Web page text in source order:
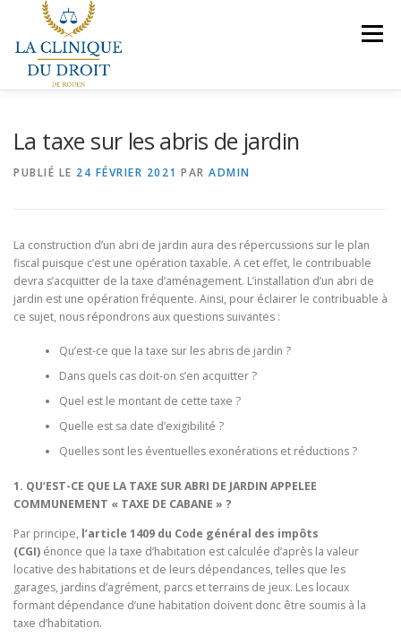
contenu
Menu
NOUS REJOINDRE
La taxe sur les abris de jardin
PUBLIÉ LE 24 FÉVRIER 2021 PAR ADMIN
La construction d’un abri de jardin aura des répercussions sur le plan
fiscal puisque c’est une opération taxable. A cet effet, le contribuable
devra s’acquitter de la taxe d’aménagement. L’installation d’un abri de
jardin est une opération fréquente. Ainsi, pour éclairer le contribuable à
ce sujet, nous répondrons aux questions suivantes :
Qu’est-ce que la taxe sur les abris de jardin ?
Dans quels cas doit-on s’en acquitter ?
Quel est le montant de cette taxe ?
Quelle est sa date d’exigibilité ?
Quelles sont les éventuelles exonérations et réductions ?
1. QU’EST-CE QUE LA TAXE SUR ABRI DE JARDIN APPELEE
COMMUNEMENT « TAXE DE CABANE » ?
Par principe, l’article 1409 du Code général des impôts
(CGI) énonce que la taxe d’habitation est calculée d’après la valeur
locative des habitations et de leurs dépendances, telles que les
garages, jardins d’agrément, parcs et terrains de jeux. Les locaux
formant dépendance d’une habitation doivent donc être soumis à la
taxe d’habitation.